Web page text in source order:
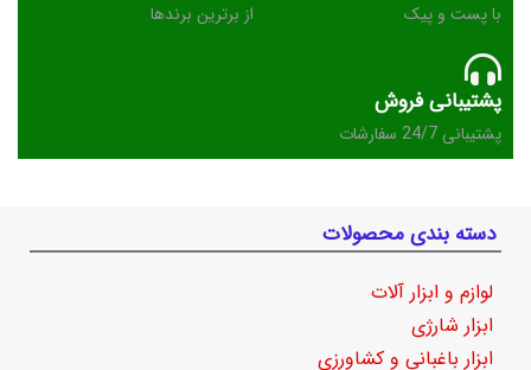
با پست و پیک از برترین برندها
پشتیبانی فروش
پشتیبانی 24/7 سفارشات
دسته بندی محصولات
لوازم و ابزار آلات
ابزار شارژی
ابزار باغبانی و کشاورزی